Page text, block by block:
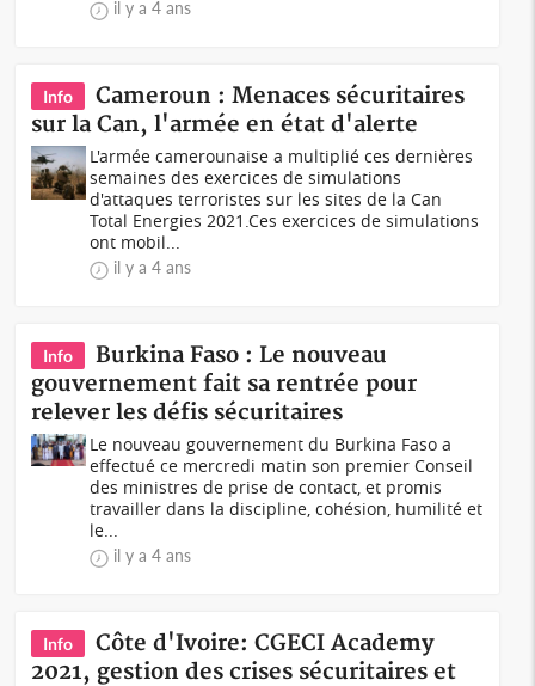
il y a 4 ans
Info
Cameroun : Menaces sécuritaires
sur la Can, l'armée en état d'alerte
L'armée camerounaise a multiplié ces dernières
semaines des exercices de simulations
d'attaques terroristes sur les sites de la Can
Total Energies 2021.Ces exercices de simulations
ont mobil...
il y a 4 ans
Info
Burkina Faso : Le nouveau
gouvernement fait sa rentrée pour
relever les défis sécuritaires
Le nouveau gouvernement du Burkina Faso a
effectué ce mercredi matin son premier Conseil
des ministres de prise de contact, et promis
travailler dans la discipline, cohésion, humilité et
le...
il y a 4 ans
Info
Côte d'Ivoire: CGECI Academy
2021, gestion des crises sécuritaires et